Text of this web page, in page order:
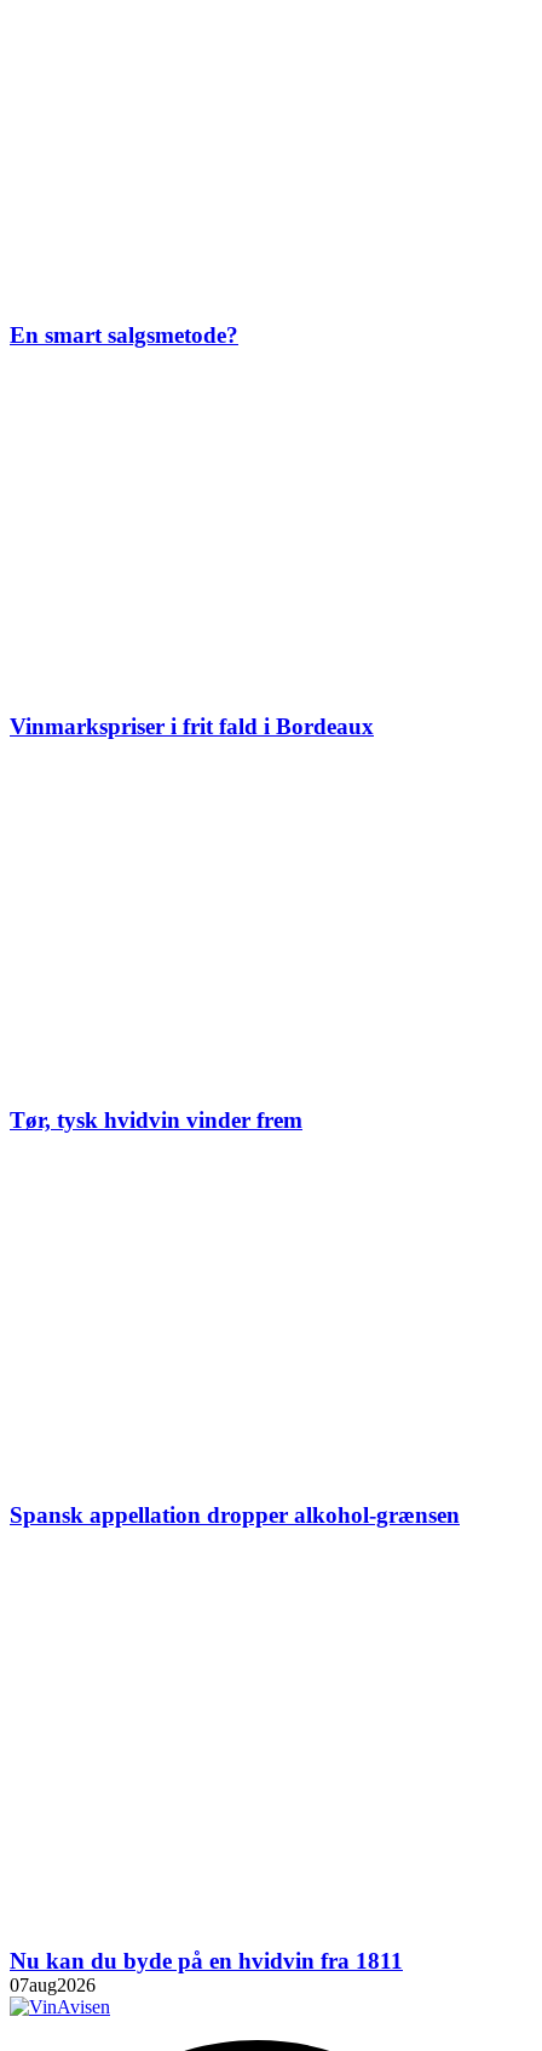
En smart salgsmetode?
Vinmarkspriser i frit fald i Bordeaux
Tør, tysk hvidvin vinder frem
Spansk appellation dropper alkohol-grænsen
Nu kan du byde på en hvidvin fra 1811
07aug2026